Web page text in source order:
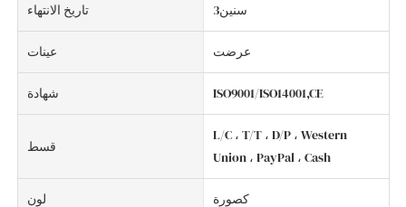
تاريخ الانتهاء سنين3
عينات عرضت
شهادة ISO9001/ISO14001,CE
قسط
L/C ، T/T ، D/P ، Western
Union ، PayPal ، Cash
لون كصورة